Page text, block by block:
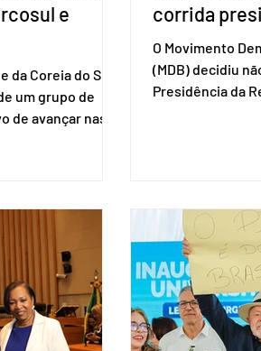
e
da Coreia do Sul
um grupo de
de avançar nas
de trabalho
dos
elas sejam um
das
do Mercosul
corrida
O Movimento
(MDB) decidiu
Presidência da
formação de
ideia, segundo o
eleição de
estaduais, além
no Congresso